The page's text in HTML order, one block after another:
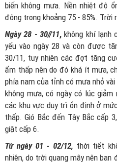
biến không mưa. Nền nhiệt độ
động trong khoảng 75 - 85%. Trời
Ngày 28 - 30//11, không khí lạnh
yếu vào ngày 28 và còn được
30/11, tuy nhiên các đợt tăng
ẩm thấp nên do đó khá ít mưa,
phía nam của tỉnh có mưa nhỏ
không mưa, có ngày có lúc
các khu vực duy trì ổn định ở
thấp. Gió Bắc đến Tây Bắc cấp
giật cấp 6.
Từ ngày 01 - 02/12, thời tiết
nhiên, do trời quang mây nên